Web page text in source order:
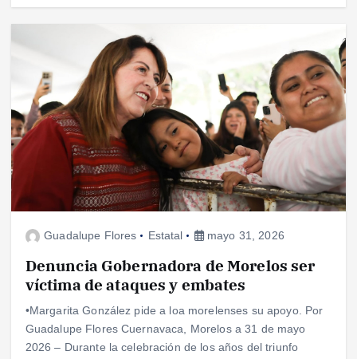
Guadalupe Flores Estatal mayo 31, 2026
Denuncia Gobernadora de Morelos ser
víctima de ataques y embates
•Margarita González pide a loa morelenses su apoyo. Por
Guadalupe Flores Cuernavaca, Morelos a 31 de mayo
2026 – Durante la celebración de los años del triunfo